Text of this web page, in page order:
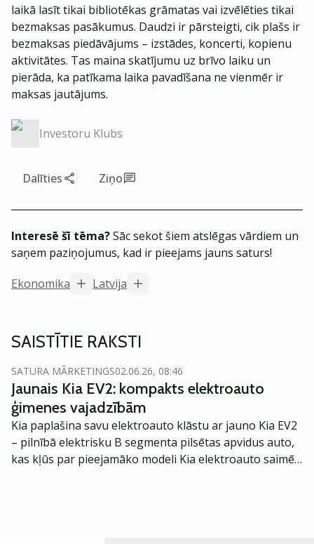
laikā lasīt tikai bibliotēkas grāmatas vai izvēlēties tikai
bezmaksas pasākumus. Daudzi ir pārsteigti, cik plašs ir
bezmaksas piedāvājums – izstādes, koncerti, kopienu
aktivitātes. Tas maina skatījumu uz brīvo laiku un
pierāda, ka patīkama laika pavadīšana ne vienmēr ir
maksas jautājums.
Investoru Klubs
Dalīties Ziņo
Interesē šī tēma?Sāc sekot šiem atslēgas vārdiem un
saņem paziņojumus, kad ir pieejams jauns saturs!
Ekonomika
Latvija
SAISTĪTIE RAKSTI
SATURA MĀRKETINGS02.06.26, 08:46
Jaunais Kia EV2: kompakts elektroauto
ģimenes vajadzībām
Kia paplašina savu elektroauto klāstu ar jauno Kia EV2
– pilnībā elektrisku B segmenta pilsētas apvidus auto,
kas kļūs par pieejamāko modeli Kia elektroauto saimē